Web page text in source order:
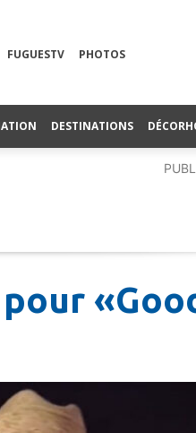
FUGUESTV PHOTOS
DESTINATIONS